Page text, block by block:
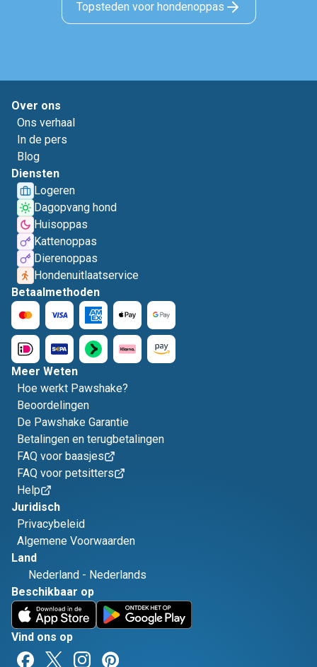
Topsteden voor hondenoppas
Over ons
Ons verhaal
In de pers
Blog
Diensten
Logeren
Dagopvang hond
Huisoppas
Kattenoppas
Dierenoppas
Hondenuitlaatservice
Betaalmethoden
Meer Weten
Hoe werkt Pawshake?
Beoordelingen
De Pawshake Garantie
Betalingen en terugbetalingen
FAQ voor baasjes
FAQ voor petsitters
Help
Juridisch
Privacybeleid
Algemene Voorwaarden
Land
Nederland - Nederlands
Beschikbaar op
Vind ons op